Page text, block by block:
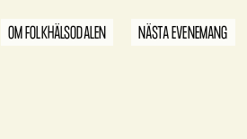
OM FOLKHÄLSODALEN NÄSTA EVENEMANG